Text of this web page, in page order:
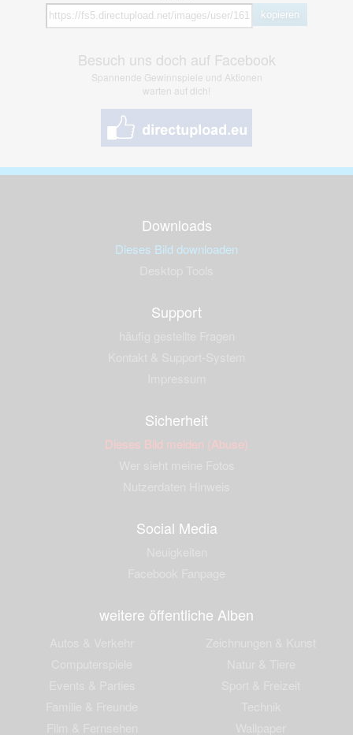
kopieren
Besuch uns doch auf Facebook
Spannende Gewinnspiele und Aktionen
warten auf dich!
Downloads
Dieses Bild downloaden
Support
Sicherheit
Dieses Bild melden (Abuse)
Social Media
weitere öffentliche Alben